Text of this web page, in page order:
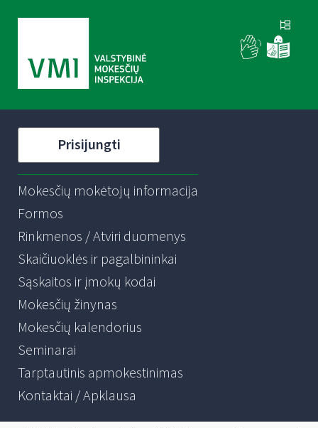
Prisijungti
Mokesčių mokėtojų informacija
Formos
Rinkmenos / Atviri duomenys
Skaičiuoklės ir pagalbininkai
Sąskaitos ir įmokų kodai
Mokesčių žinynas
Mokesčių kalendorius
Seminarai
Tarptautinis apmokestinimas
Kontaktai / Apklausa